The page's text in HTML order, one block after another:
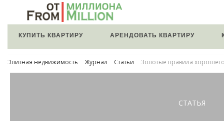
КУПИТЬ КВАРТИРУ АРЕНДОВАТЬ КВАРТИРУ
Элитная недвижимость Журнал Статьи Золотые правила
СТАТЬЯ